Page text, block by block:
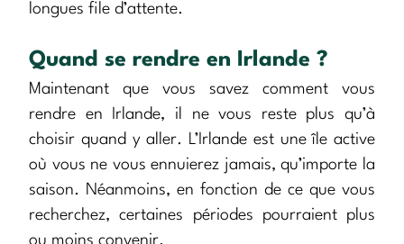
longues file d’attente.
Quand se rendre en Irlande ?
Maintenant que vous savez comment vous
rendre en Irlande, il ne vous reste plus qu’à
choisir quand y aller. L’Irlande est une île active
où vous ne vous ennuierez jamais, qu’importe la
saison. Néanmoins, en fonction de ce que vous
recherchez, certaines périodes pourraient plus